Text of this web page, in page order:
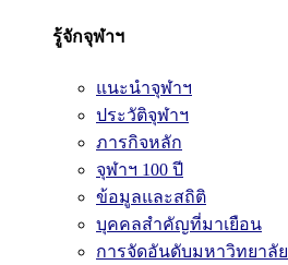
รู้จักจุฬาฯ
แนะนำจุฬาฯ
ประวัติจุฬาฯ
ภารกิจหลัก
จุฬาฯ 100 ปี
ข้อมูลและสถิติ
บุคคลสำคัญที่มาเยือน
การจัดอันดับมหาวิทยาลัย